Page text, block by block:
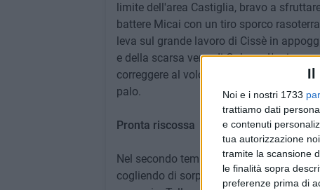
Il
Noi e i nostri 1733
trattiamo dati
e contenuti
tua autorizzazione
tramite la scansione
le finalità sopra
preferenze prima di
limite dell'area Castiglia, bravo a
battere Micai con un tiro sporco
leva sul grande lavoro di Cissè in
e della scarsa vena di Galano. L'unico
correggere al volo un buon cross di
palo.
Pronta riscossa
Nel secondo tempo il Bari, scosso dal
cogliendo di sorpresa la Pro. Passano